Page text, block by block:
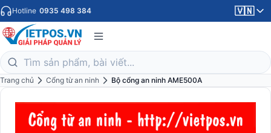
Hotline 0935 498 384 🇻🇳
Trang chủ Cổng từ an ninh Bộ cổng an ninh AME500A